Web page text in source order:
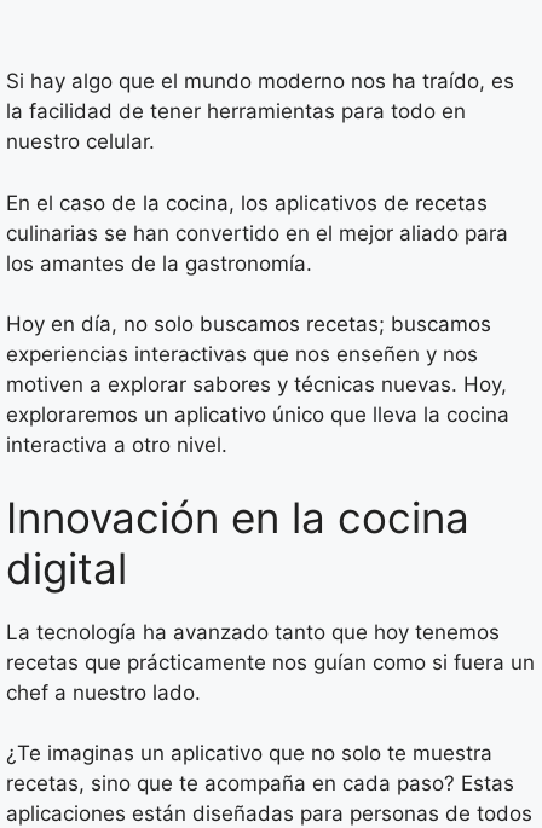
Si hay algo que el mundo moderno nos ha traído, es
la facilidad de tener herramientas para todo en
nuestro celular.
En el caso de la cocina, los aplicativos de recetas
culinarias se han convertido en el mejor aliado para
los amantes de la gastronomía.
Hoy en día, no solo buscamos recetas; buscamos
experiencias interactivas que nos enseñen y nos
motiven a explorar sabores y técnicas nuevas. Hoy,
exploraremos un aplicativo único que lleva la cocina
interactiva a otro nivel.
Innovación en la cocina
digital
La tecnología ha avanzado tanto que hoy tenemos
recetas que prácticamente nos guían como si fuera un
chef a nuestro lado.
¿Te imaginas un aplicativo que no solo te muestra
recetas, sino que te acompaña en cada paso? Estas
aplicaciones están diseñadas para personas de todos